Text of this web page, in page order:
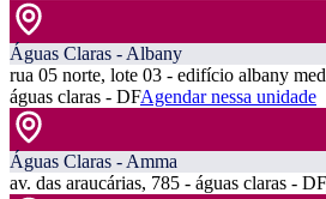
Águas Claras - Albany
rua 05 norte, lote 03 - edifício albany
águas claras - DFAgendar nessa unidade
Águas Claras - Amma
av. das araucárias, 785 - águas claras - DF